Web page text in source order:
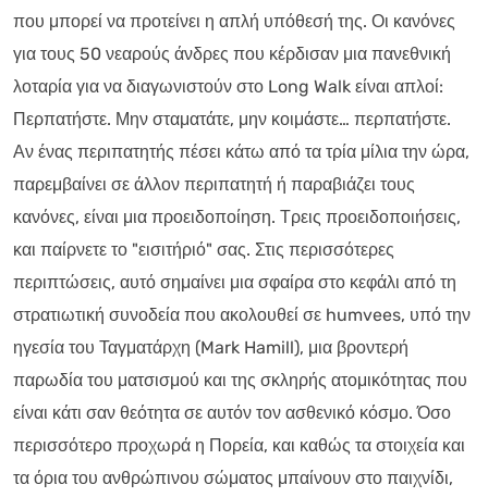
που μπορεί να προτείνει η απλή υπόθεσή της. Οι κανόνες
για τους 50 νεαρούς άνδρες που κέρδισαν μια πανεθνική
λοταρία για να διαγωνιστούν στο Long Walk είναι απλοί:
Περπατήστε. Μην σταματάτε, μην κοιμάστε… περπατήστε.
Αν ένας περιπατητής πέσει κάτω από τα τρία μίλια την ώρα,
παρεμβαίνει σε άλλον περιπατητή ή παραβιάζει τους
κανόνες, είναι μια προειδοποίηση. Τρεις προειδοποιήσεις,
και παίρνετε το "εισιτήριό" σας. Στις περισσότερες
περιπτώσεις, αυτό σημαίνει μια σφαίρα στο κεφάλι από τη
στρατιωτική συνοδεία που ακολουθεί σε humvees, υπό την
ηγεσία του Ταγματάρχη (Mark Hamill), μια βροντερή
παρωδία του ματσισμού και της σκληρής ατομικότητας που
είναι κάτι σαν θεότητα σε αυτόν τον ασθενικό κόσμο. Όσο
περισσότερο προχωρά η Πορεία, και καθώς τα στοιχεία και
τα όρια του ανθρώπινου σώματος μπαίνουν στο παιχνίδι,